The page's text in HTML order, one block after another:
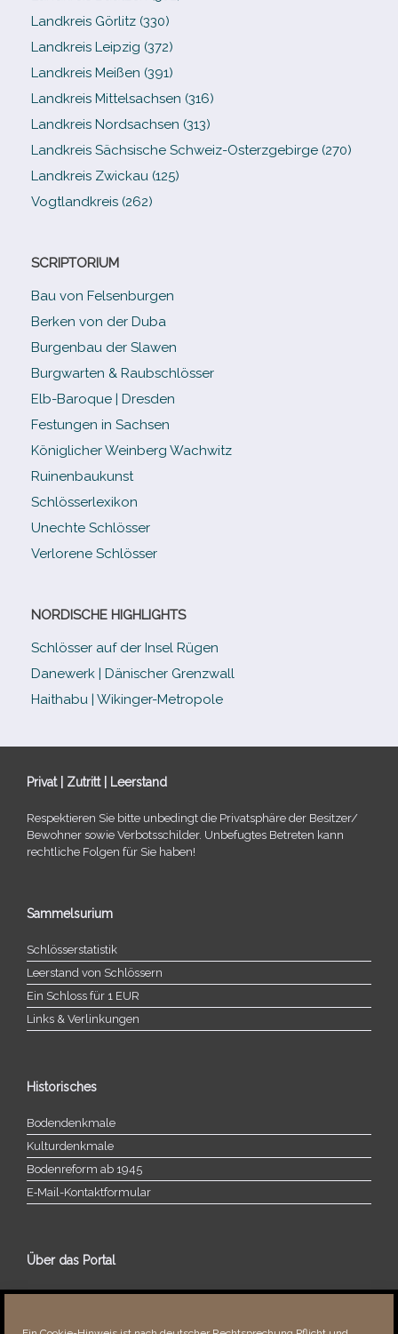
Landkreis Görlitz (330)
Landkreis Leipzig (372)
Landkreis Meißen (391)
Landkreis Mittelsachsen (316)
Landkreis Nordsachsen (313)
Landkreis Sächsische Schweiz-​Osterzgebirge (270)
Landkreis Zwickau (125)
Vogtlandkreis (262)
SCRIPTORIUM
Bau von Felsenburgen
Berken von der Duba
Burgenbau der Slawen
Burgwarten & Raubschlösser
Elb-​Baroque | Dresden
Festungen in Sachsen
Königlicher Weinberg Wachwitz
Ruinenbaukunst
Schlösserlexikon
Unechte Schlösser
Verlorene Schlösser
NORDISCHE HIGHLIGHTS
Schlösser auf der Insel Rügen
Danewerk | Dänischer Grenzwall
Haithabu | Wikinger-Metropole
Privat | Zutritt | Leerstand
Respektieren Sie bitte unbe­dingt die Privatsphäre der Besitzer/​
Bewohner sowie Verbotsschilder. Unbefugtes Betreten kann
recht­li­che Folgen für Sie haben!
Sammelsurium
Schlösserstatistik
Leerstand von Schlössern
Ein Schloss für 1 EUR
Links & Verlinkungen
Historisches
Bodendenkmale
Kulturdenkmale
Bodenreform ab 1945
E‑Mail-​​Kontaktformular
Über das Portal
Über dieses Portal